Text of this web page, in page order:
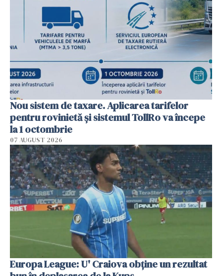
Nou sistem de taxare. Aplicarea tarifelor
pentru rovinietă şi sistemul TollRo va începe
la 1 octombrie
07 AUGUST 2026
Europa League: U' Craiova obține un rezultat